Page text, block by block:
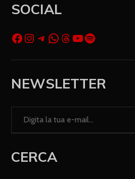
SOCIAL
NEWSLETTER
CERCA